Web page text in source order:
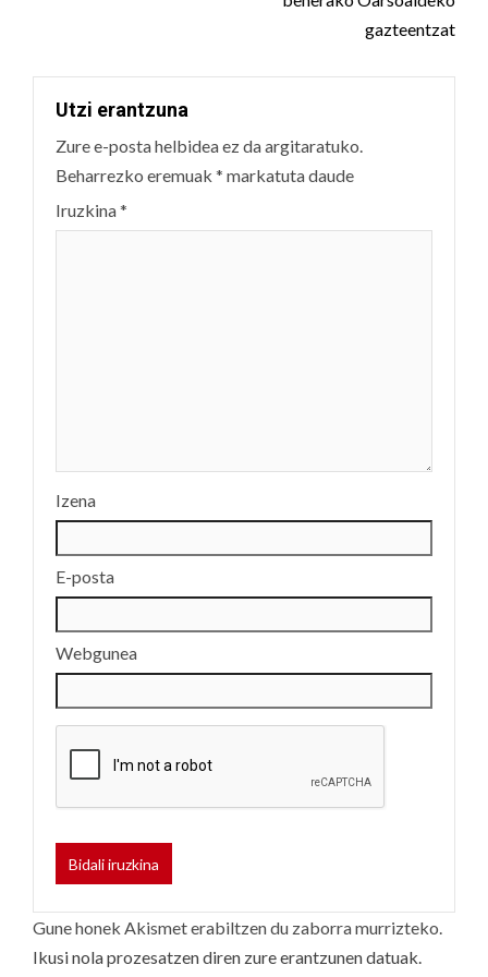
gazteentzat
Utzi erantzuna
Zure e-posta helbidea ez da argitaratuko.
Beharrezko eremuak * markatuta daude
Iruzkina*
Izena
E-posta
Webgunea
Gune honek Akismet erabiltzen du zaborra murrizteko.
Ikusi nola prozesatzen diren zure erantzunen datuak.